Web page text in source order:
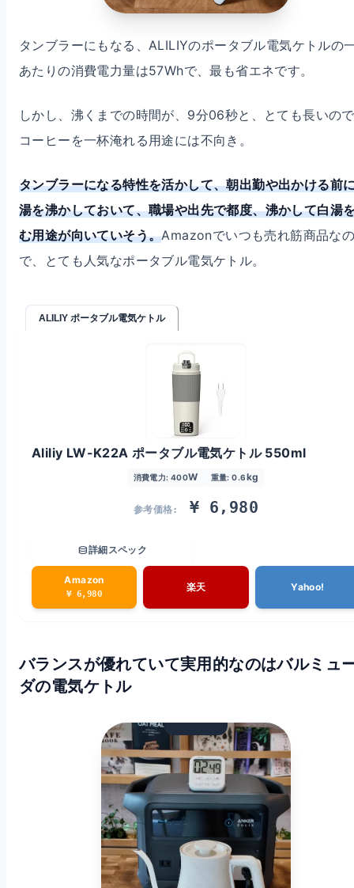
タンブラーにもなる、ALILIYのポータブル電気ケトルの
あたりの消費電力量は57Whで、最も省エネです。
しかし、沸くまでの時間が、9分06秒と、とても長いの
コーヒーを一杯淹れる用途には不向き。
タンブラーになる特性を活かして、朝出勤や出かける前
湯を沸かしておいて、職場や出先で都度、沸かして白湯
む用途が向いていそう。Amazonでいつも売れ筋商品な
で、とても人気なポータブル電気ケトル。
ALILIY ポータブル電気ケトル
Aliliy LW-K22A ポータブル電気ケトル 550ml
消費電力: 400W 重量: 0.6kg
参考価格: ¥ 6,980
database詳細スペック
Amazon
¥ 6,980
楽天 Yahoo!
バランスが優れていて実用的なのはバルミュ
ダの電気ケトル